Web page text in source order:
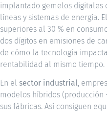
implantado gemelos digitales
líneas y sistemas de energía.
superiores al 30 % en
dos dígitos en emisiones de
de cómo la tecnología
rentabilidad al mismo tiempo.
En el sector industrial,
modelos híbridos (producción
sus fábricas. Así consiguen